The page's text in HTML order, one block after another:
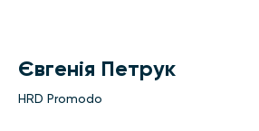
Євгенія Петрук
HRD Promodo